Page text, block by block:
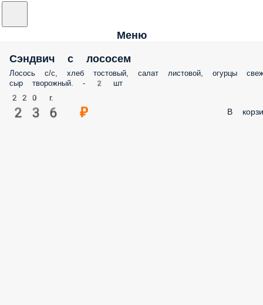
Меню
Сэндвич с лососем
Лосось с/с, хлеб тостовый, салат листовой, огурцы
сыр творожный. - 2 шт
220 г.
236 ₽ В